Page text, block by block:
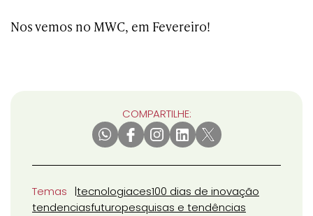
Nos vemos no MWC, em Fevereiro!
COMPARTILHE:
Temas tecnologiaces100 dias de inovação
tendenciasfuturopesquisas e tendências